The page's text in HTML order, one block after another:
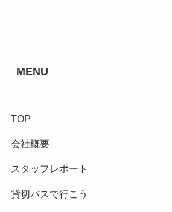
MENU
TOP
会社概要
スタッフレポート
貸切バスで行こう